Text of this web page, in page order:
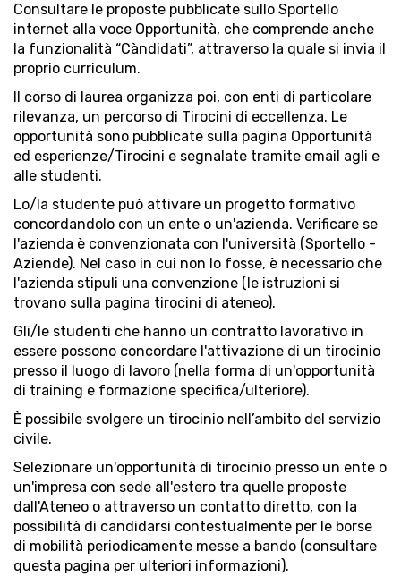
Consultare le proposte pubblicate sullo Sportello
internet alla voce Opportunità, che comprende anche
la funzionalità “Càndidati”, attraverso la quale si invia il
proprio curriculum.
Il corso di laurea organizza poi, con enti di particolare
rilevanza, un percorso di Tirocini di eccellenza. Le
opportunità sono pubblicate sulla pagina Opportunità
ed esperienze/Tirocini e segnalate tramite email agli e
alle studenti.
Lo/la studente può attivare un progetto formativo
concordandolo con un ente o un'azienda. Verificare se
l'azienda è convenzionata con l'università (Sportello -
Aziende). Nel caso in cui non lo fosse, è necessario che
l'azienda stipuli una convenzione (le istruzioni si
trovano sulla pagina tirocini di ateneo).
Gli/le studenti che hanno un contratto lavorativo in
essere possono concordare l'attivazione di un tirocinio
presso il luogo di lavoro (nella forma di un'opportunità
di training e formazione specifica/ulteriore).
È possibile svolgere un tirocinio nell’ambito del servizio
civile.
Selezionare un'opportunità di tirocinio presso un ente o
un'impresa con sede all'estero tra quelle proposte
dall'Ateneo o attraverso un contatto diretto, con la
possibilità di candidarsi contestualmente per le borse
di mobilità periodicamente messe a bando (consultare
questa pagina per ulteriori informazioni).